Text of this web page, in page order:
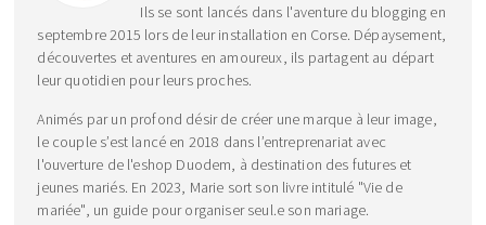
Ils se sont lancés dans l'aventure du blogging en
septembre 2015 lors de leur installation en Corse. Dépaysement,
découvertes et aventures en amoureux, ils partagent au départ
leur quotidien pour leurs proches.
Animés par un profond désir de créer une marque à leur image,
le couple s’est lancé en 2018 dans l’entreprenariat avec
l'ouverture de l'eshop Duodem, à destination des futures et
jeunes mariés. En 2023, Marie sort son livre intitulé "Vie de
mariée", un guide pour organiser seul.e son mariage.